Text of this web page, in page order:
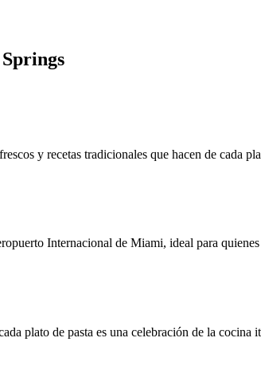
y recetas tradicionales que hacen de cada
Internacional de Miami, ideal para
plato de pasta es una celebración de la cocina